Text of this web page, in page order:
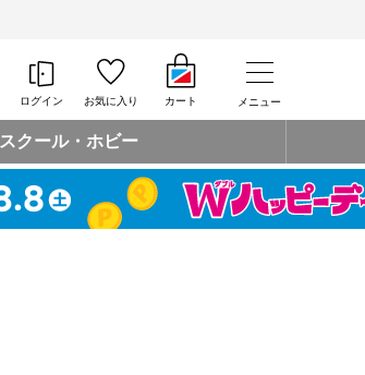
ログイン お気に入り カート メニュー
スクール・ホビー